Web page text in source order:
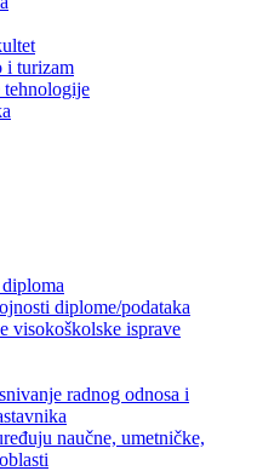
i turizam
tehnologije
diplome/podataka
visokoškolske isprave
radnog odnosa i
naučne, umetničke,